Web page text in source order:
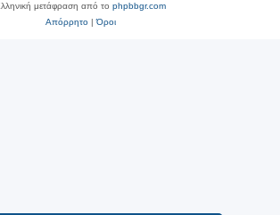
μετάφραση από το phpbbgr.com
Απόρρητο|Όροι